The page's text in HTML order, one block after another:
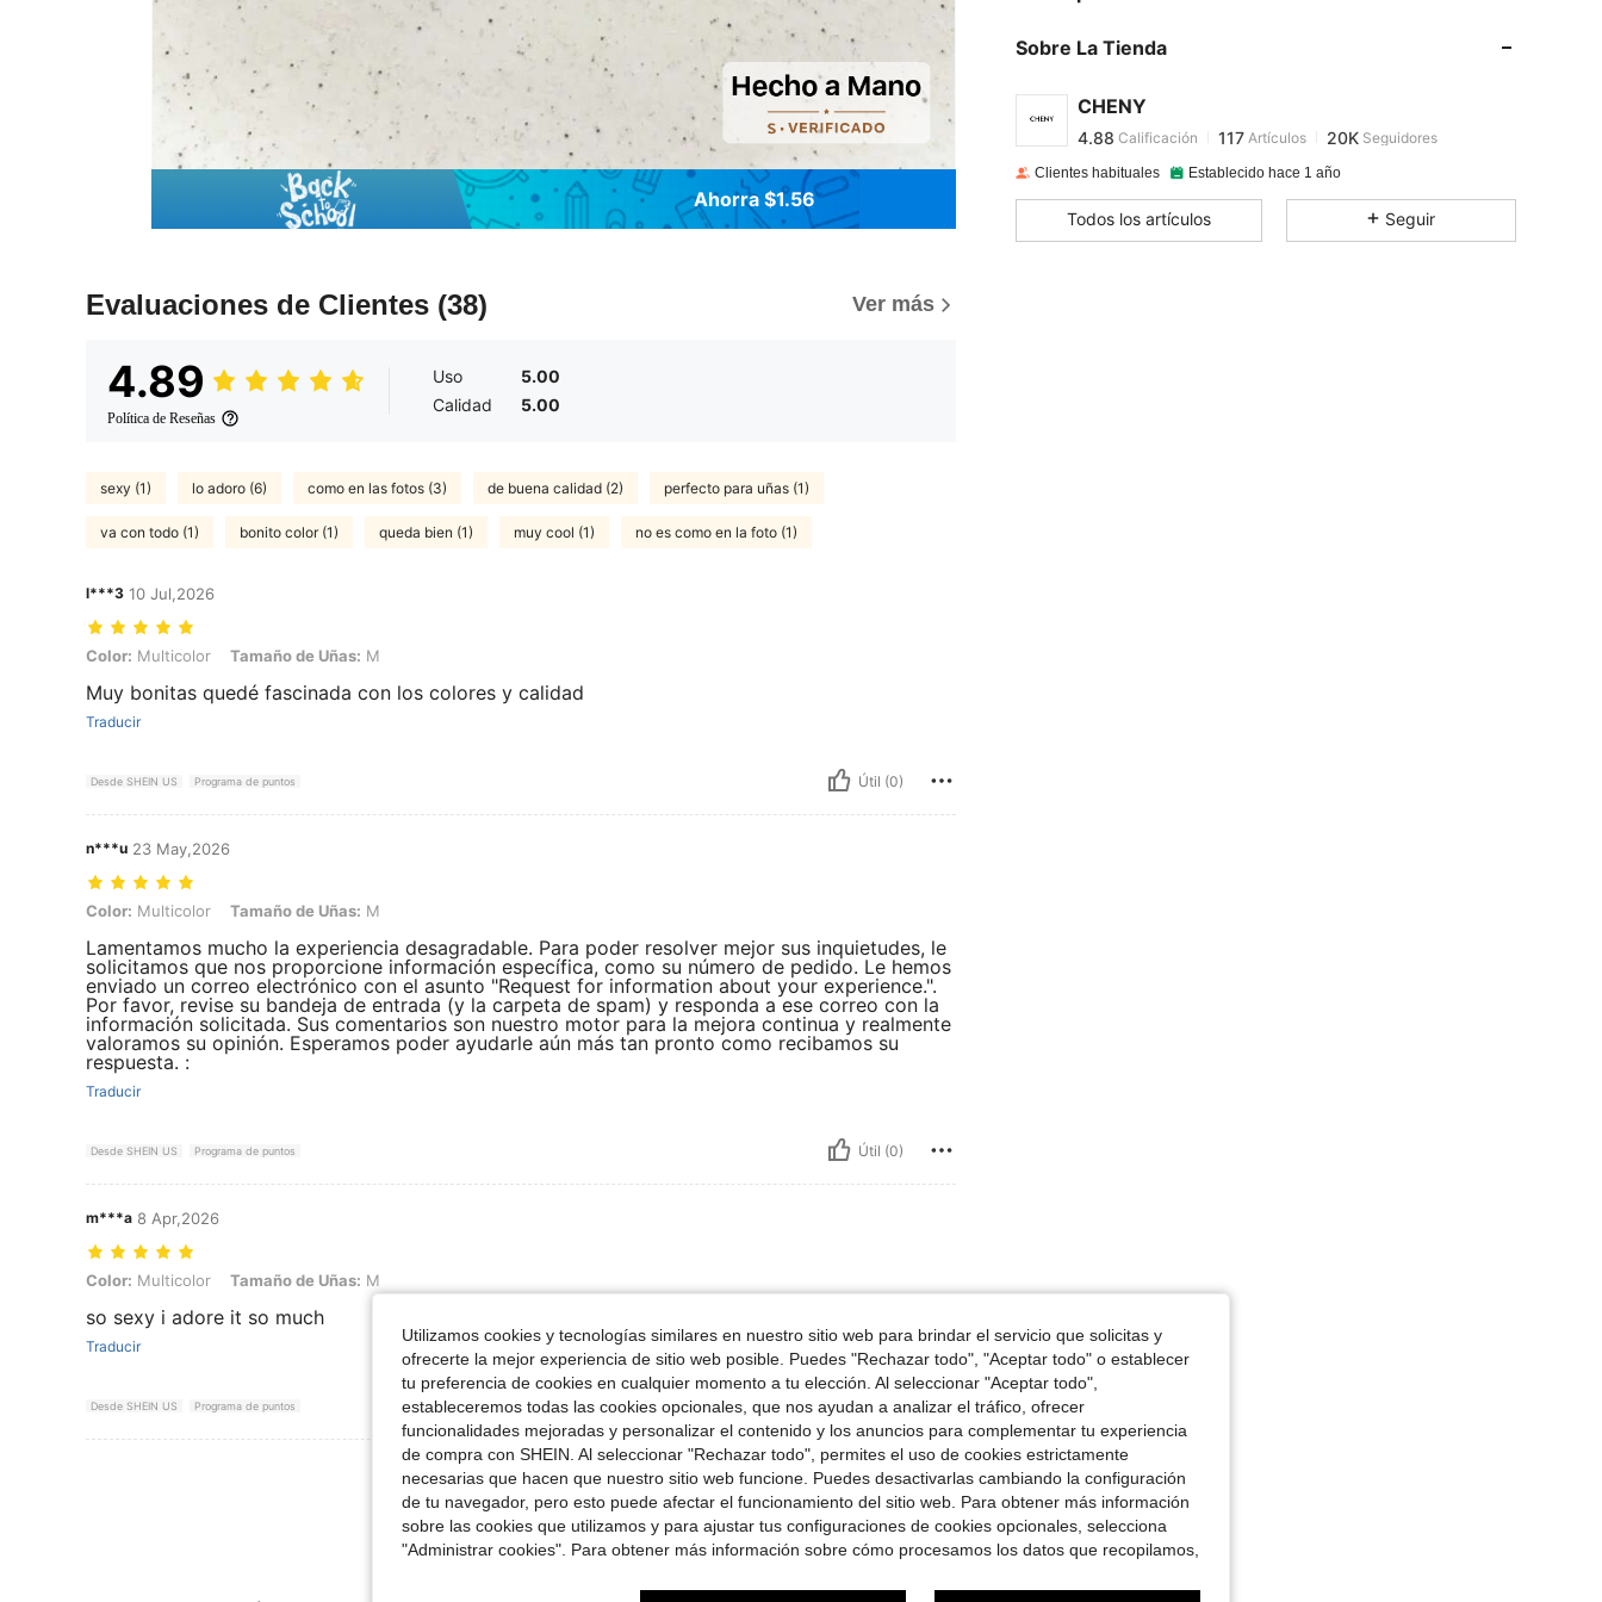
Ahorra $1.56
Evaluaciones de Clientes (38) Ver más
4.89
Política de Reseñas
Uso
5.00
Calidad
5.00
sexy (1) lo adoro (6) como en las fotos (3) de buena calidad (2) perfecto para uñas (1)
va con todo (1) bonito color (1) queda bien (1) muy cool (1) no es como en la foto (1)
l***3 10 Jul,2026
Color: Multicolor, Tamaño de Uñas: M
Color: Multicolor Tamaño de Uñas: M
Muy bonitas quedé fascinada con los colores y calidad
Traducir
Desde SHEIN US Programa de puntos Útil (0)
n***u 23 May,2026
Color: Multicolor, Tamaño de Uñas: M
Color: Multicolor Tamaño de Uñas: M
Lamentamos mucho la experiencia desagradable. Para poder resolver mejor sus inquietudes, le
solicitamos que nos proporcione información específica, como su número de pedido. Le hemos
enviado un correo electrónico con el asunto "Request for information about your experience.".
Por favor, revise su bandeja de entrada (y la carpeta de spam) y responda a ese correo con la
información solicitada. Sus comentarios son nuestro motor para la mejora continua y realmente
valoramos su opinión. Esperamos poder ayudarle aún más tan pronto como recibamos su
respuesta. :
Traducir
Desde SHEIN US Programa de puntos Útil (0)
m***a 8 Apr,2026
Color: Multicolor, Tamaño de Uñas: M
Color: Multicolor Tamaño de Uñas: M
so sexy i adore it so much
Traducir
Desde SHEIN US Programa de puntos Útil (0)
Ver Más Reseñas
Sobre La Tienda
CHENY
4.88
g***ipagó Hace 1 día
4.88 117 20K
Clientes habituales Establecido hace 1 año
Todos los artículos Seguir
Utilizamos cookies y tecnologías similares en nuestro sitio web para brindar el servicio que solicitas y
ofrecerte la mejor experiencia de sitio web posible. Puedes "Rechazar todo", "Aceptar todo" o establecer
tu preferencia de cookies en cualquier momento a tu elección. Al seleccionar "Aceptar todo",
estableceremos todas las cookies opcionales, que nos ayudan a analizar el tráfico, ofrecer
funcionalidades mejoradas y personalizar el contenido y los anuncios para complementar tu experiencia
de compra con SHEIN. Al seleccionar "Rechazar todo", permites el uso de cookies estrictamente
necesarias que hacen que nuestro sitio web funcione. Puedes desactivarlas cambiando la configuración
de tu navegador, pero esto puede afectar el funcionamiento del sitio web. Para obtener más información
sobre las cookies que utilizamos y para ajustar tus configuraciones de cookies opcionales, selecciona
"Administrar cookies". Para obtener más información sobre cómo procesamos los datos que recopilamos,